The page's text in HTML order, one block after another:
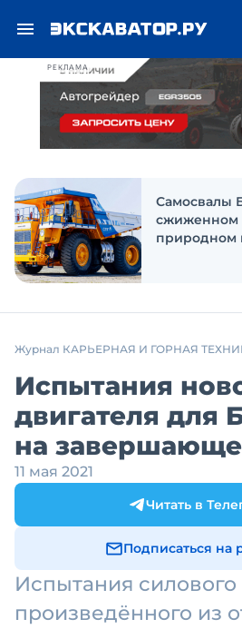
РЕКЛАМА
Самосвалы
сжиженном
природном
Журнал КАРЬЕРНАЯ И ГОРНАЯ
Испытания
двигателя для
на
11 мая 2021
Читать в
Подписаться на
Испытания силового
произведённого из